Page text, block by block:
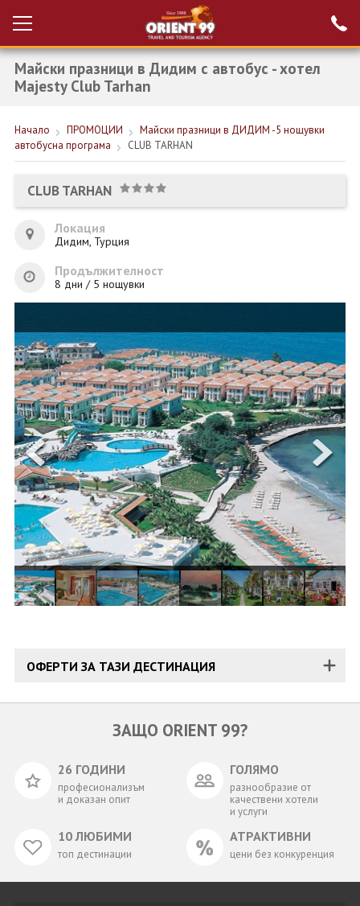
Вход за агенти
Проверка на
резервация
НОВА ГОДИНА ТУРЦИЯ
КРУИЗИ
ЕКЗОТИКА
ОЩЕ
ЗА НАС
КОНТАКТИ
ФИРМЕНИ ДОКУМЕНТИ
0700 144 34 Запитване
ПОСЛЕДВАЙТЕ НИ
Майски празници в Дидим с автобус - хотел
Majesty Club Tarhan
Начало ПРОМОЦИИ
Майски празници в ДИДИМ -5 нощувки
автобусна програма
CLUB TARHAN
CLUB TARHAN
Локация
Дидим, Турция
Продължителност
8 дни / 5 нощувки
ОФЕРТИ ЗА ТАЗИ ДЕСТИНАЦИЯ
ЗАЩО ORIENT 99?
26 ГОДИНИ
професионализъм
и доказан опит
ГОЛЯМО
разнообразие от
качествени хотели
и услуги
10 ЛЮБИМИ
топ дестинации
АТРАКТИВНИ
цени без конкуренция